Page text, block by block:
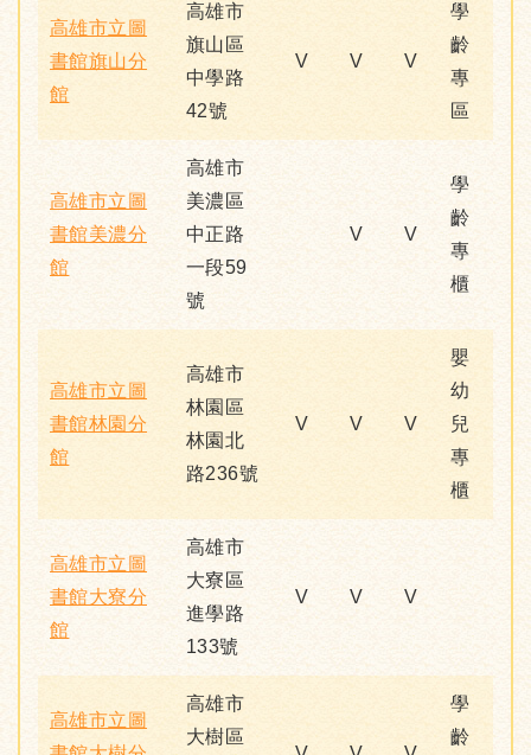
高雄市立圖
書館旗山分
館
高雄市
旗山區
中學路
42號
V V V
學
齡
專
區
高雄市立圖
書館美濃分
館
高雄市
美濃區
中正路
一段59
號
V V
學
齡
專
櫃
高雄市立圖
書館林園分
館
高雄市
林園區
林園北
路236號
V V V
嬰
幼
兒
專
櫃
高雄市立圖
書館大寮分
館
高雄市
大寮區
進學路
133號
V V V
高雄市立圖
高雄市
大樹區
學
齡